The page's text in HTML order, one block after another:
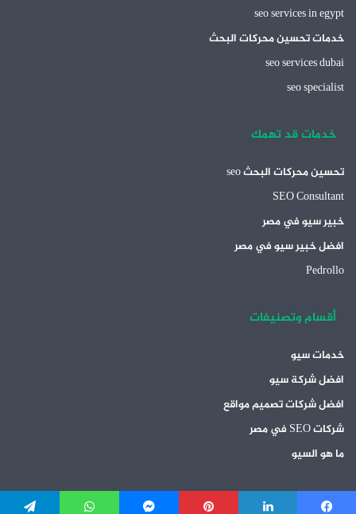
seo services in egypt
خدمات تحسين محركات البحث
seo services dubai
seo specialist
خدمات قد تهمك
تحسين محركات البحث seo
SEO Consultant
خبير سيو في مصر
افضل خبير سيو في مصر
Pedrollo
أقسام وتصنيفات
خدمات سيو
افضل شركة سيو
افضل شركات تصميم مواقع
شركات SEO في مصر
ما هو السيو